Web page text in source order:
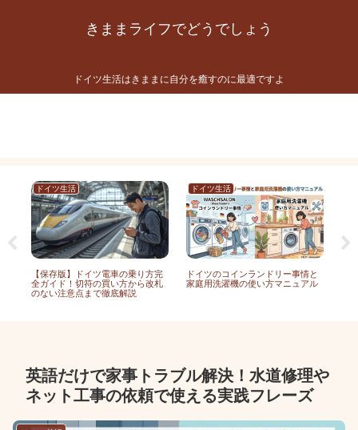
ドイツ生活はきままに自分を癒すのに最適ですよ
きままライフでどうでしょう
ドイツ生活
【保存版】ドイツ電車の乗り方完
全ガイド！切符の買い方から改札
のない注意点まで徹底解説
ドイツ生活
ドイツのコインランドリー事情と
家庭用洗濯機の使い方マニュアル
英語だけで家事トラブル解決！水道修理や
ネット工事の依頼で使える実践フレーズ